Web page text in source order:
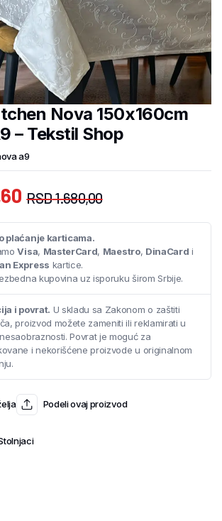
Nova 150x160cm
– Tekstil Shop
a9
RSD1.680,00
plaćanje karticama.
Visa, MasterCard, Maestro, DinaCard i
Express kartice.
kupovina uz isporuku širom Srbije.
i povrat. U skladu sa Zakonom o zaštiti
proizvod možete zameniti ili reklamirati u
Povrat je moguć za
i nekorišćene proizvode u originalnom
Podeli ovaj proizvod